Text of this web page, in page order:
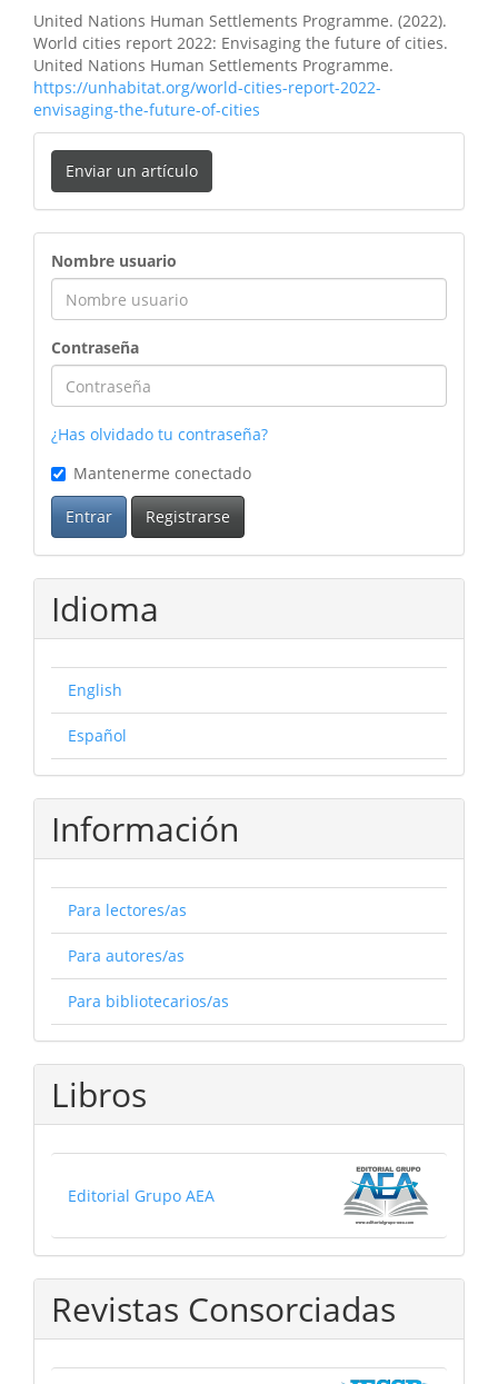
United Nations Human Settlements Programme. (2022).
World cities report 2022: Envisaging the future of cities.
United Nations Human Settlements Programme.
https://unhabitat.org/world-cities-report-2022-
envisaging-the-future-of-cities
Enviar un artículo
ingreso
Nombre usuario
Contraseña
¿Has olvidado tu contraseña?
Mantenerme conectado
Entrar Registrarse
Idioma
English
Español
Información
Para lectores/as
Para autores/as
Para bibliotecarios/as
Libros
Editorial Grupo AEA
Revistas Consorciadas